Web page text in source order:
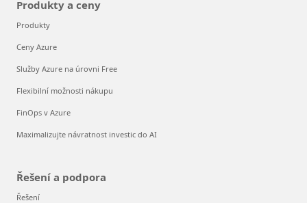
Produkty a ceny
Produkty
Ceny Azure
Služby Azure na úrovni Free
Flexibilní možnosti nákupu
FinOps v Azure
Maximalizujte návratnost investic do AI
Řešení a podpora
Řešení